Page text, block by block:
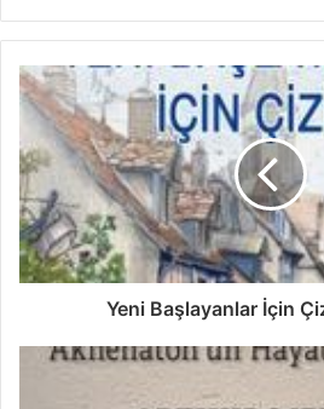
Yeni Başlayanlar İçin